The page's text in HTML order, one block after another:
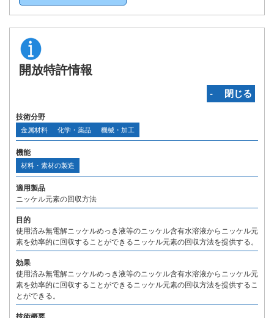
開放特許情報
‐ 閉じる
技術分野
金属材料 化学・薬品 機械・加工
機能
材料・素材の製造
適用製品
ニッケル元素の回収方法
目的
使用済み無電解ニッケルめっき液等のニッケル含有水溶液からニッケル元
素を効率的に回収することができるニッケル元素の回収方法を提供する。
効果
使用済み無電解ニッケルめっき液等のニッケル含有水溶液からニッケル元
素を効率的に回収することができるニッケル元素の回収方法を提供するこ
とができる。